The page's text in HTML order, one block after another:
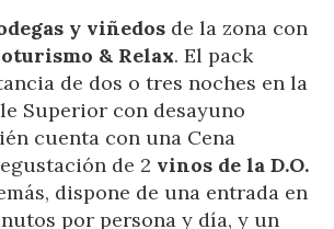
y viñedos de la zona con
& Relax. El pack
de dos o tres noches en la
Superior con desayuno
cuenta con una Cena
de 2 vinos de la D.O.
dispone de una entrada en
por persona y día, y un